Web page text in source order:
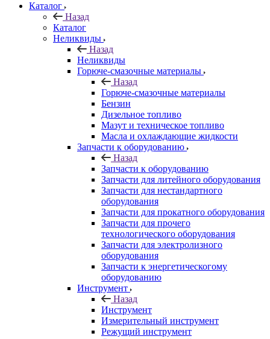
Каталог
Назад
Каталог
Неликвиды
Назад
Неликвиды
Горюче-смазочные материалы
Назад
Горюче-смазочные материалы
Бензин
Дизельное топливо
Мазут и техническое топливо
Масла и охлаждающие жидкости
Запчасти к оборудованию
Назад
Запчасти к оборудованию
Запчасти для литейного оборудования
Запчасти для нестандартного
оборудования
Запчасти для прокатного оборудования
Запчасти для прочего
технологического оборудования
Запчасти для электролизного
оборудования
Запчасти к энергетическогому
оборудованию
Инструмент
Назад
Инструмент
Измерительный инструмент
Режущий инструмент